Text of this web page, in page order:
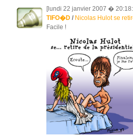
[lundi 22 janvier 2007 �
TIFO�D/ Nicolas Hulot se
Facile !